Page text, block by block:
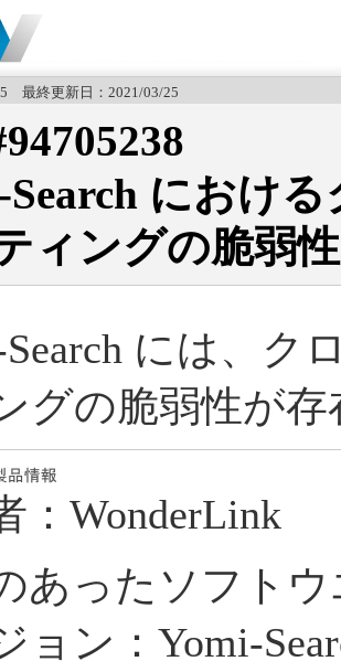
最終更新日：2021/03/25
Search におけ
ィングの脆弱性
には、ク
グの脆弱性が
：WonderLink
あったソフト
ョン：Yomi-